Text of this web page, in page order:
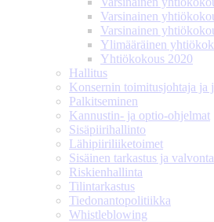
Varsinainen
Varsinainen
Ylimääräinen
Yhtiökokous 2020
Hallitus
Konsernin toimitusjohtaja ja
Palkitseminen
Kannustin- ja optio-ohjelmat
Sisäpiirihallinto
Lähipiiri­liiketoimet
Sisäinen tarkastus ja valvonta
Riskienhallinta
Tilintarkastus
Tiedonanto­politiikka
Whistleblowing